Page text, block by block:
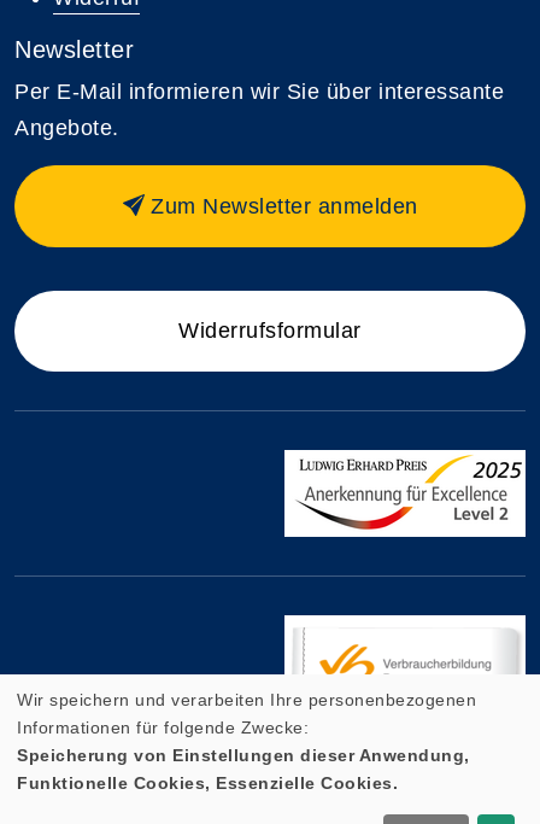
Newsletter
Per E-Mail informieren wir Sie über interessante
Angebote.
Zum Newsletter anmelden
Widerrufsformular
Cookie Einstellungen
Wir speichern und verarbeiten Ihre personenbezogenen
Informationen für folgende Zwecke:
Speicherung von Einstellungen dieser Anwendung,
Funktionelle Cookies, Essenzielle Cookies.